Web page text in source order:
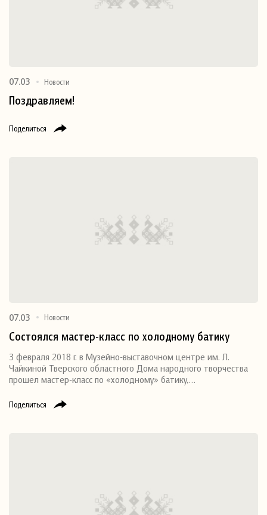
Поделиться
07.03 Новости
Поздравляем!
Поделиться
07.03 Новости
Состоялся мастер-класс по холодному батику
3 февраля 2018 г. в Музейно-выставочном центре им. Л.
Чайкиной Тверского областного Дома народного творчества
прошел мастер-класс по «холодному» батику,…